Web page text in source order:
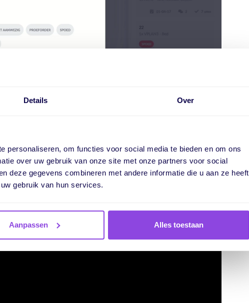
Details Over
personaliseren, om functies voor social media te bieden en om ons
over uw gebruik van onze site met onze partners voor social
deze gegevens combineren met andere informatie die u aan ze heeft
gebruik van hun services.
Aanpassen Alles toestaan